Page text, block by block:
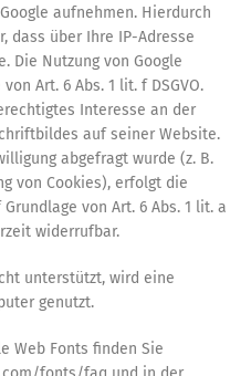
aufnehmen. Hierdurch
dass über Ihre IP-Adresse
Die Nutzung von Google
Art. 6 Abs. 1 lit. f DSGVO.
Interesse an der
auf seiner Website.
abgefragt wurde (z. B.
von Cookies), erfolgt die
von Art. 6 Abs. 1 lit. a
widerrufbar.
unterstützt, wird eine
genutzt.
Web Fonts finden Sie